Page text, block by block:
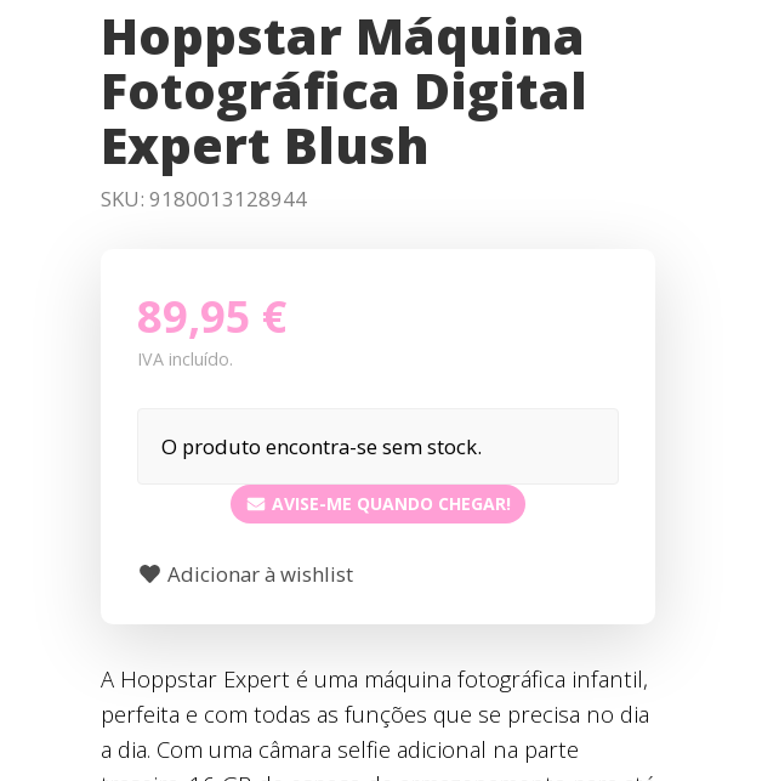
Hoppstar Máquina
Fotográfica Digital
Expert Blush
SKU: 9180013128944
89,95 €
IVA incluído.
O produto encontra-se sem stock.
AVISE-ME QUANDO CHEGAR!
Adicionar à wishlist
A Hoppstar Expert é uma máquina fotográfica infantil,
perfeita e com todas as funções que se precisa no dia
a dia. Com uma câmara selfie adicional na parte